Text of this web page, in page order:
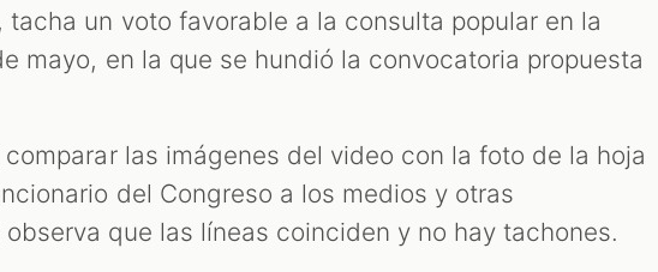
tacha un voto favorable a la consulta popular en la
mayo, en la que se hundió la convocatoria propuesta
comparar las imágenes del video con la foto de la hoja
del Congreso a los medios y otras
que las líneas coinciden y no hay tachones.